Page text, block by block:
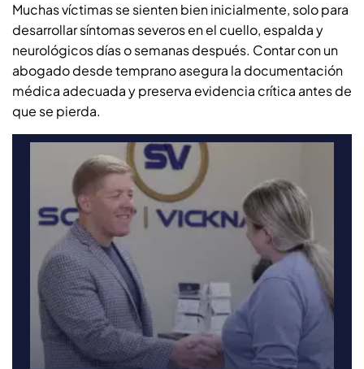
Muchas víctimas se sienten bien inicialmente, solo para
desarrollar síntomas severos en el cuello, espalda y
neurológicos días o semanas después. Contar con un
abogado desde temprano asegura la documentación
médica adecuada y preserva evidencia crítica antes de
que se pierda.